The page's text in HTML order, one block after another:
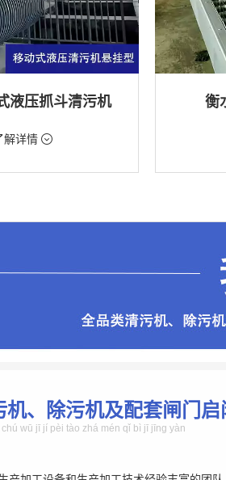
液压抓斗清污机
解详情
衡
价格：
机
机、除污机及配套闸门
wū jī jí pèi tào zhá mén qǐ bì jī jīng yàn